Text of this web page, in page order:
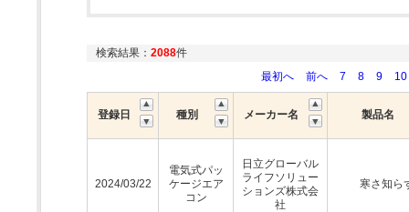
検索結果： 2088件
最初へ
前へ 7 8 9 10
登録日 種別 メーカー名 製品名
2024/03/22
電気式パッ
ケージエア
コン
日立グローバル
ライフソリュー
ションズ株式会
社
寒さ知ら